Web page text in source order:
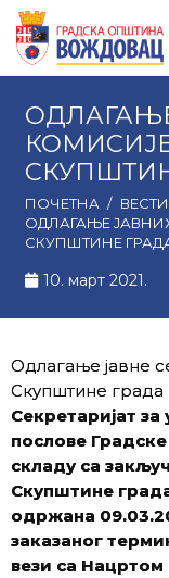
ПОЧЕТНА / ВЕСТИ
ОДЛАГАЊЕ
СКУПШТИНЕ
10. март 2021.
Одлагање јавне
Скупштине
Секретаријат
послове
складу са
Скупштине
одржана
заказаног
вези са Нацртом